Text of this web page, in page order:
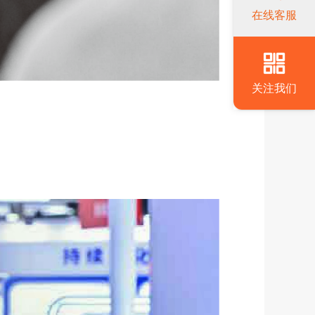
在线客服
关注我们